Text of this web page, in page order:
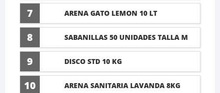
7 ARENA GATO LEMON 10 LT
8 SABANILLAS 50 UNIDADES TALLA M
60X45CM
9 DISCO STD 10 KG
10 ARENA SANITARIA LAVANDA 8KG